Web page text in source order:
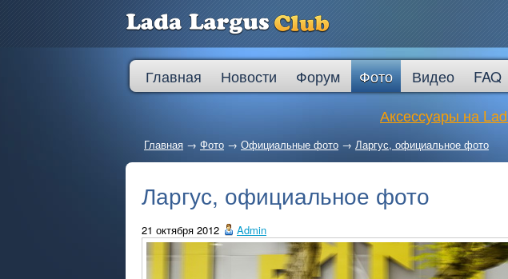
Главная Новости Форум Фото Видео FAQ
Аксессуары на
Главная → Фото → Официальные фото → Ларгус, официальное фото
Ларгус, официальное фото
21 октября 2012 Admin